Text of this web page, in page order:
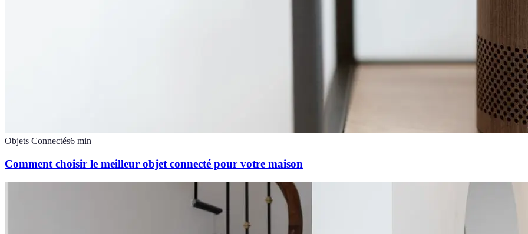
Objets Connectés6 min
Comment choisir le meilleur objet connecté pour votre maison